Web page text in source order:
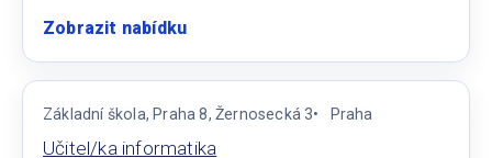
Zobrazit nabídku:
–
fyzika
Základní škola, Praha 8, Žernosecká 3 Praha
Učitel/ka informatika